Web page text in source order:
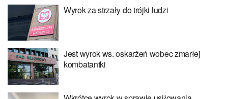
Wyrok za strzały do trójki ludzi
Jest wyrok ws. oskarżeń wobec zmarłej
kombatantki